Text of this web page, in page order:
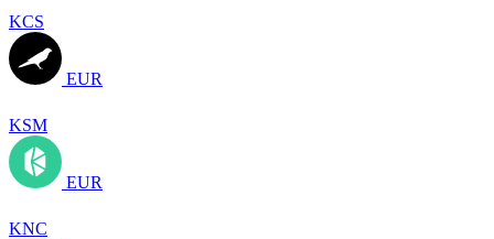
KCS
EUR
KSM
EUR
KNC